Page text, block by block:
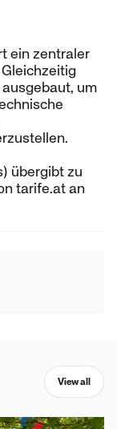
ein zentraler
um
übergibt zu
tarife.at an
View all